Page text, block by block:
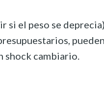
si el peso se
shock cambiario.